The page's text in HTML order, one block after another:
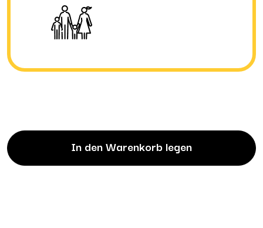
In den Warenkorb legen